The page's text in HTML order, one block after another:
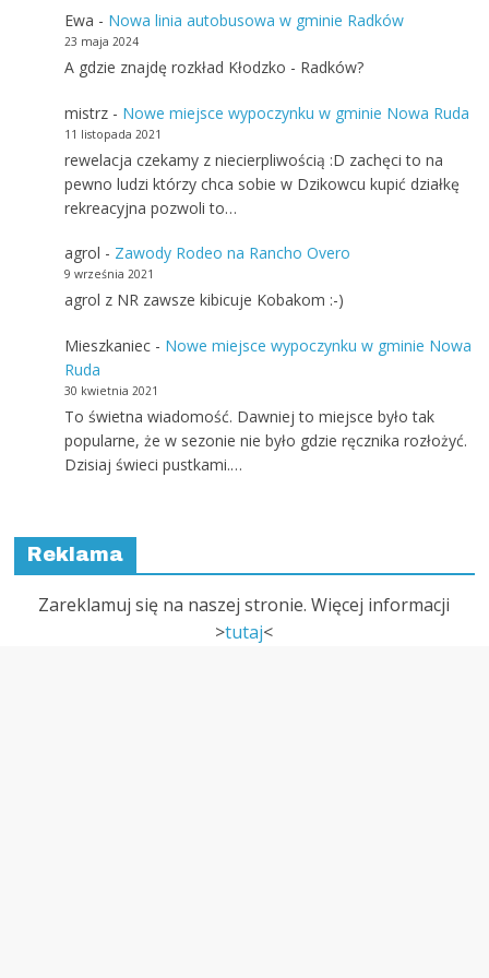
Ewa - Nowa linia autobusowa w gminie Radków
23 maja 2024
A gdzie znajdę rozkład Kłodzko - Radków?
mistrz- Nowe miejsce wypoczynku w gminie Nowa Ruda
11 listopada 2021
rewelacja czekamy z niecierpliwością :D zachęci to na
pewno ludzi którzy chca sobie w Dzikowcu kupić działkę
rekreacyjna pozwoli to…
agrol - Zawody Rodeo na Rancho Overo
9 września 2021
agrol z NR zawsze kibicuje Kobakom :-)
Mieszkaniec- Nowe miejsce wypoczynku w gminie Nowa
Ruda
30 kwietnia 2021
To świetna wiadomość. Dawniej to miejsce było tak
popularne, że w sezonie nie było gdzie ręcznika rozłożyć.
Dzisiaj świeci pustkami.…
Reklama
Zareklamuj się na naszej stronie. Więcej informacji
>tutaj<